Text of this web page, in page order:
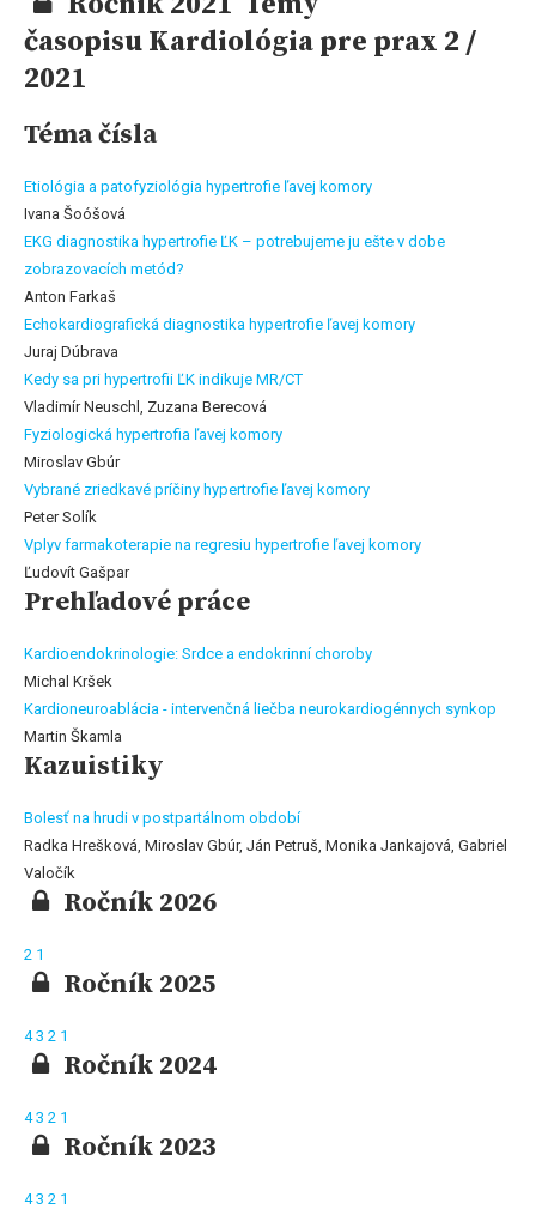
časopisu Kardiológia pre prax 2 /
2021
Téma čísla
Etiológia a patofyziológia hypertrofie ľavej komory
Ivana Šoóšová
EKG diagnostika hypertrofie ĽK – potrebujeme ju ešte v dobe
zobrazovacích metód?
Anton Farkaš
Echokardiografická diagnostika hypertrofie ľavej komory
Juraj Dúbrava
Kedy sa pri hypertrofii ĽK indikuje MR/CT
Vladimír Neuschl, Zuzana Berecová
Fyziologická hypertrofia ľavej komory
Miroslav Gbúr
Vybrané zriedkavé príčiny hypertrofie ľavej komory
Peter Solík
Vplyv farmakoterapie na regresiu hypertrofie ľavej komory
Ľudovít Gašpar
Prehľadové práce
Kardioendokrinologie: Srdce a endokrinní choroby
Michal Kršek
Kardioneuroablácia - intervenčná liečba neurokardiogénnych synkop
Martin Škamla
Kazuistiky
Bolesť na hrudi v postpartálnom období
Radka Hrešková, Miroslav Gbúr, Ján Petruš, Monika Jankajová, Gabriel
Valočík
Ročník 2026
2 1
Ročník 2025
43 2 1
Ročník 2024
43 2 1
Ročník 2023
43 2 1